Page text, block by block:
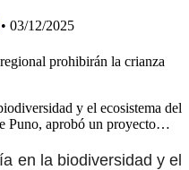
• 03/12/2025
y el ecosistema del
Puno, aprobó un proyecto…
en la biodiversidad y el